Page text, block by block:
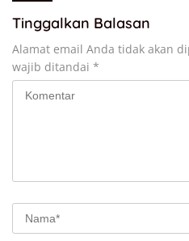
Tinggalkan Balasan
Alamat email Anda tidak akan
wajib ditandai *